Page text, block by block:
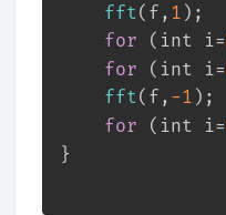
fft(f, 1 );
for ( int i=
for ( int i=
fft(f, -1 );
for ( int i=
}